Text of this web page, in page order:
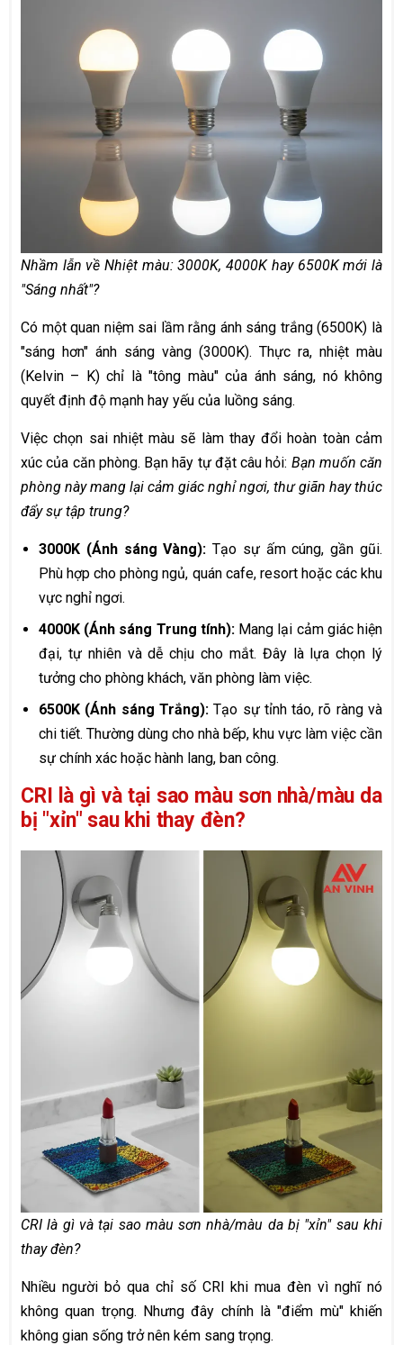
Nhầm lẫn về Nhiệt màu: 3000K, 4000K hay 6500K mới là
"Sáng nhất"?
Có một quan niệm sai lầm rằng ánh sáng trắng (6500K) là
"sáng hơn" ánh sáng vàng (3000K). Thực ra, nhiệt màu
(Kelvin – K) chỉ là "tông màu" của ánh sáng, nó không
quyết định độ mạnh hay yếu của luồng sáng.
Việc chọn sai nhiệt màu sẽ làm thay đổi hoàn toàn cảm
xúc của căn phòng. Bạn hãy tự đặt câu hỏi: Bạn muốn căn
phòng này mang lại cảm giác nghỉ ngơi, thư giãn hay thúc
đẩy sự tập trung?
3000K (Ánh sáng Vàng): Tạo sự ấm cúng, gần gũi.
Phù hợp cho phòng ngủ, quán cafe, resort hoặc các khu
vực nghỉ ngơi.
4000K (Ánh sáng Trung tính):Mang lại cảm giác hiện
đại, tự nhiên và dễ chịu cho mắt. Đây là lựa chọn lý
tưởng cho phòng khách, văn phòng làm việc.
6500K (Ánh sáng Trắng):Tạo sự tỉnh táo, rõ ràng và
chi tiết. Thường dùng cho nhà bếp, khu vực làm việc cần
sự chính xác hoặc hành lang, ban công.
CRI là gì và tại sao màu sơn nhà/màu da
bị "xỉn" sau khi thay đèn?
CRI là gì và tại sao màu sơn nhà/màu da bị "xỉn" sau khi
thay đèn?
Nhiều người bỏ qua chỉ số CRI khi mua đèn vì nghĩ nó
không quan trọng. Nhưng đây chính là "điểm mù" khiến
không gian sống trở nên kém sang trọng.